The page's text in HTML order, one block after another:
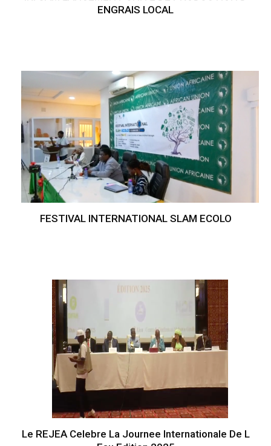
ENGRAIS LOCAL
FESTIVAL INTERNATIONAL SLAM ECOLO
Le REJEA Celebre La Journee Internationale De L